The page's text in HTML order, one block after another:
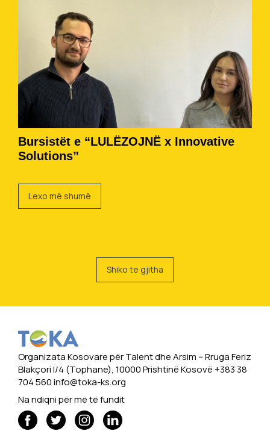
Bursistët e “LULËZOJNË x Innovative
Solutions”
Lexo më shumë
Shiko te gjitha
Organizata Kosovare për Talent dhe Arsim -- Rruga Feriz
Blakçori I/4 (Tophane), 10000 Prishtinë Kosovë +383 38
704 560info@toka-ks.org
Na ndiqni për më të fundit